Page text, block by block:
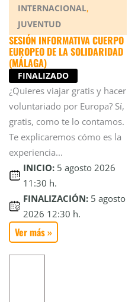
INTERNACIONAL,
JUVENTUD
SESIÓN INFORMATIVA CUERPO
EUROPEO DE LA SOLIDARIDAD
(MÁLAGA)
FINALIZADO
¿Quieres viajar gratis y hacer
voluntariado por Europa? Sí,
gratis, como te lo contamos.
Te explicaremos cómo es la
experiencia...
INICIO: 5 agosto 2026
11:30 h.
FINALIZACIÓN: 5 agosto
2026 12:30 h.
Ver más »